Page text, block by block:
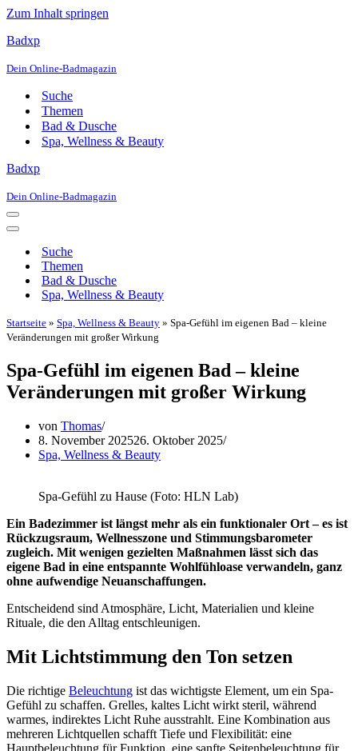
Zum Inhalt springen
Badxp
Dein Online-Badmagazin
Suche
Themen
Bad & Dusche
Spa, Wellness & Beauty
Badxp
Dein Online-Badmagazin
Navigationsmenü
Navigationsmenü
Suche
Themen
Bad & Dusche
Spa, Wellness & Beauty
Startseite » Spa, Wellness & Beauty » Spa-Gefühl im eigenen Bad – kleine
Veränderungen mit großer Wirkung
Spa-Gefühl im eigenen Bad – kleine
Veränderungen mit großer Wirkung
von Thomas
8. November 202526. Oktober 2025
Spa, Wellness & Beauty
Spa-Gefühl zu Hause (Foto: HLN Lab)
Ein Badezimmer ist längst mehr als ein funktionaler Ort – es ist
Rückzugsraum, Wellnesszone und Stimmungsbarometer
zugleich. Mit wenigen gezielten Maßnahmen lässt sich das
eigene Bad in eine entspannte Wohlfühloase verwandeln, ganz
ohne aufwendige Neuanschaffungen.
Entscheidend sind Atmosphäre, Licht, Materialien und kleine
Rituale, die den Alltag entschleunigen.
Mit Lichtstimmung den Ton setzen
Die richtige Beleuchtung ist das wichtigste Element, um ein Spa-
Gefühl zu schaffen. Grelles, kaltes Licht wirkt steril, während
warmes, indirektes Licht Ruhe ausstrahlt. Eine Kombination aus
mehreren Lichtquellen schafft Tiefe und Flexibilität: eine
Hauptbeleuchtung für Funktion, eine sanfte Seitenbeleuchtung für